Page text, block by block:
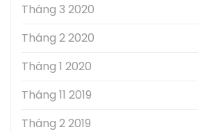
Tháng 3 2020
Tháng 2 2020
Tháng 1 2020
Tháng 11 2019
Tháng 2 2019